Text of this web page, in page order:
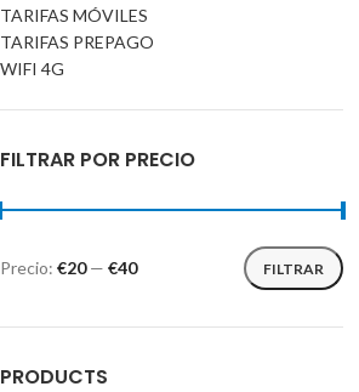
TARIFAS MÓVILES
TARIFAS PREPAGO
WIFI 4G
FILTRAR POR PRECIO
FILTRAR
Precio: €20— €40
PRODUCTS